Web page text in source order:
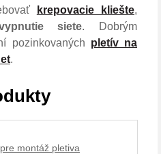
krepovacie kliešte,
siete. Dobrým
pozinkovaných pletív na
.
montáž pletiva